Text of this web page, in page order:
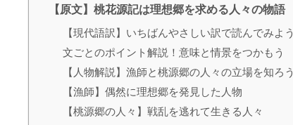
【原文】桃花源記は理想郷を求める人々の物語
【現代語訳】いちばんやさしい訳で読んでみよう
文ごとのポイント解説！意味と情景をつかもう
【人物解説】漁師と桃源郷の人々の立場を知ろう
【漁師】偶然に理想郷を発見した人物
【桃源郷の人々】戦乱を逃れて生きる人々